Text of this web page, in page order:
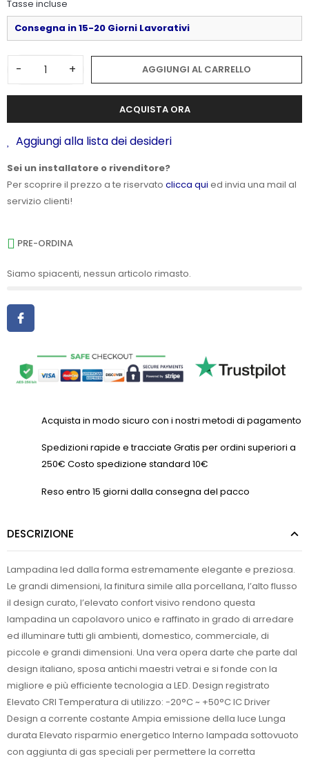
Tasse incluse
Consegna in 15-20 Giorni Lavorativi
- + AGGIUNGI AL CARRELLO
ACQUISTA ORA
Aggiungi alla lista dei desideri
Sei un installatore o rivenditore?
Per scoprire il prezzo a te riservato clicca qui ed invia una mail al
servizio clienti!
PRE-ORDINA
Siamo spiacenti, nessun articolo rimasto.
Acquista in modo sicuro con i nostri metodi di pagamento
Spedizioni rapide e tracciate Gratis per ordini superiori a
250€ Costo spedizione standard 10€
Reso entro 15 giorni dalla consegna del pacco
DESCRIZIONE
Lampadina led dalla forma estremamente elegante e preziosa.
Le grandi dimensioni, la finitura simile alla porcellana, l’alto flusso
il design curato, l’elevato confort visivo rendono questa
lampadina un capolavoro unico e raffinato in grado di arredare
ed illuminare tutti gli ambienti, domestico, commerciale, di
piccole e grandi dimensioni. Una vera opera darte che parte dal
design italiano, sposa antichi maestri vetrai e si fonde con la
migliore e più efficiente tecnologia a LED. Design registrato
Elevato CRI Temperatura di utilizzo: -20°C ~ +50°C IC Driver
Design a corrente costante Ampia emissione della luce Lunga
durata Elevato risparmio energetico Interno lampada sottovuoto
con aggiunta di gas speciali per permettere la corretta